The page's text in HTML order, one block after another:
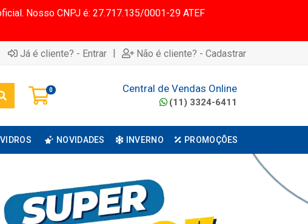
Nosso CNPJ é: 27.717.135/0001-29 ATEF
Já é cliente? - Entrar | Não é cliente? - Cadastrar
0 Central de Vendas Online
(11) 3324-6411
VIDROS NOVIDADES INVERNO PROMOÇÕES